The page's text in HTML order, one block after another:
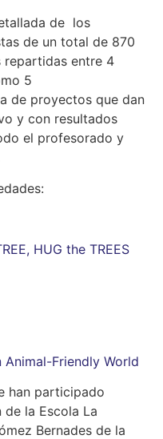
de los
de un total de 870
repartidas entre 4
5
de proyectos que dan
y con resultados
el profesorado y
HUG the TREES
Animal-Friendly World
han participado
de la Escola La
Bernades de la